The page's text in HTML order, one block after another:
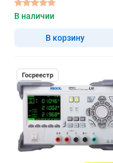
В наличии
В корзину
Госреестр